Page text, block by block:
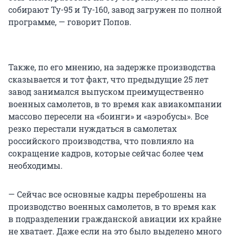
собирают Ту-95 и Ту-160, завод загружен по полной
программе, — говорит Попов.
Также, по его мнению, на задержке производства
сказывается и тот факт, что предыдущие 25 лет
завод занимался выпуском преимущественно
военных самолетов, в то время как авиакомпании
массово пересели на «боинги» и «аэробусы». Все
резко перестали нуждаться в самолетах
российского производства, что повлияло на
сокращение кадров, которые сейчас более чем
необходимы.
— Сейчас все основные кадры переброшены на
производство военных самолетов, в то время как
в подразделении гражданской авиации их крайне
не хватает. Даже если на это было выделено много